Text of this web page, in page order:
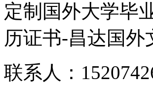
定制国外大学毕
历证书-昌达国
联系人：